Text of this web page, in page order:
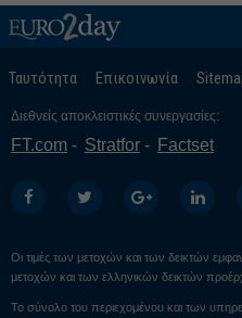
Ταυτότητα Επικοινωνία
Διεθνείς αποκλειστικές συνεργασίες:
FT.com Stratfor Factset
Οι τιμές των μετοχών και των δεικτών
μετοχών και των ελληνικών δεικτών
Το σύνολο του περιεχομένου και των